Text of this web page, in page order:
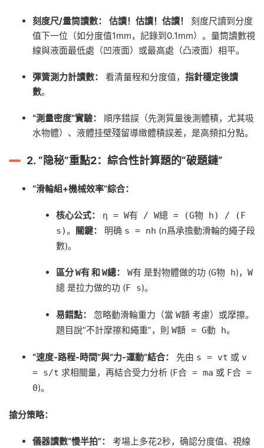
刻度尺/量筒讀數： 估讀！估讀！估讀！
刻度尺讀到分度
值下一位（如分度值1mm，記錄到0.1mm）。量筒讀數視
線與液面最低處（凹液面）或最高處（凸液面）相平。
彈簧測力計讀數： 看清量程和分度值， 指針穩定後讀
數。
“測量密度”實驗：
順序錯誤（先測質量後測體積，尤其吸
水物體）、液體挂壁殘留導緻體積誤差，是高頻扣分點。
2. “隐秘”重點2：綜合性計算題的“破題鏈”
“滑輪組+機械效率”綜合：
核心公式：
η = W有 / W總 = (G物 h) / (F
s)。 關鍵： 明确 s = nh (n爲承擔動滑輪的繩子段
數)。
區分W有和W總： W有 是對物體做的功 (G物 h)， W
總 是拉力做的功 (F s)。
易錯點： 忽略動滑輪重力（當 W額 考慮）或摩擦。
題目說“不計摩擦和繩重”，則 W額 = G動 h。
“速度-路程-時間”與“力-運動”結合： 先由 s = vt 或 v
= s/t 求相關量，再結合受力分析 (F合 = ma 或 F合 =
0)。
搶分策略：
儀器讀數“慢半拍”：
考場上多花2秒，确認分度值、視線